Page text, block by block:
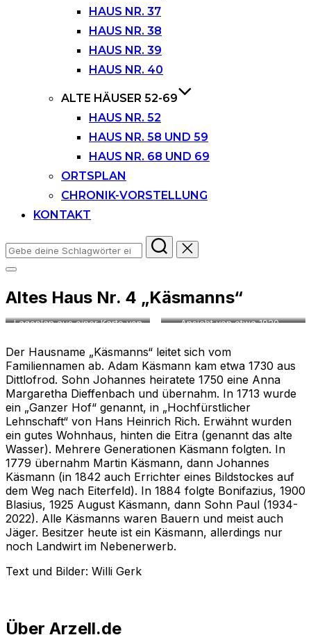
HAUS NR. 37
HAUS NR. 38
HAUS NR. 39
HAUS NR. 40
ALTE HÄUSER 52-69
HAUS NR. 52
HAUS NR. 58 UND 59
HAUS NR. 68 UND 69
ORTSPLAN
CHRONIK-VORSTELLUNG
KONTAKT
Suchen
nach:
Seitenleiste
Navigation
Altes Haus Nr. 4 „Käsmanns“
Lageplan aus einer Karte von
Ansicht von etwa 1920 –
Der Hausname „Käsmanns“ leitet sich vom
Familiennamen ab. Adam Käsmann kam etwa 1730 aus
Dittlofrod. Sohn Johannes heiratete 1750 eine Anna
Margaretha Dieffenbach und übernahm. In 1713 wurde
ein „Ganzer Hof“ genannt, in „Hochfürstlicher
Lehnschaft“ von Hans Heinrich Rich. Erwähnt wurden
ein gutes Wohnhaus, hinten die Eitra (genannt das alte
Wasser). Mehrere Generationen Käsmann folgten. In
1779 übernahm Martin Käsmann, dann Johannes
Käsmann (in 1842 auch Errichter eines Bildstockes auf
dem Weg nach Eiterfeld). In 1884 folgte Bonifazius, 1900
Blasius, 1925 August Käsmann, dann Sohn Paul (1934-
2022). Alle Käsmanns waren Bauern und meist auch
Jäger. Besitzer heute ist ein Käsmann, allerdings nur
noch Landwirt im Nebenerwerb.
Text und Bilder: Willi Gerk
Über Arzell.de